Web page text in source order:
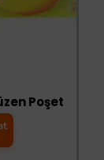
Poşet